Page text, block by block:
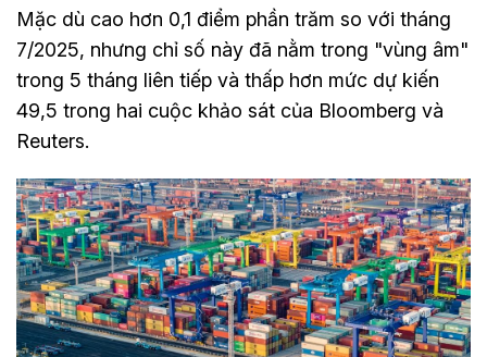
Mặc dù cao hơn 0,1 điểm phần trăm so với tháng
7/2025, nhưng chỉ số này đã nằm trong "vùng âm"
trong 5 tháng liên tiếp và thấp hơn mức dự kiến
49,5 trong hai cuộc khảo sát của Bloomberg và
Reuters.